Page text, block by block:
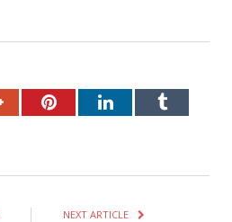
Google+PinterestLinkedInTumblr
NEXT ARTICLE